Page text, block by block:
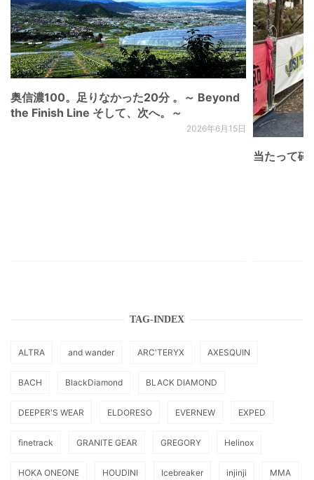
奥信濃100。足りなかった20分 。～ Beyond
the Finish Line そして、次へ。～
2026年6月15日
当たって砕
TAG-INDEX
ALTRA and wander ARC'TERYX AXESQUIN
BACH BlackDiamond BLACK DIAMOND
DEEPER'S WEAR ELDORESO EVERNEW EXPED
finetrack GRANITE GEAR GREGORY Helinox
HOKA ONEONE HOUDINI Icebreaker injinji MMA